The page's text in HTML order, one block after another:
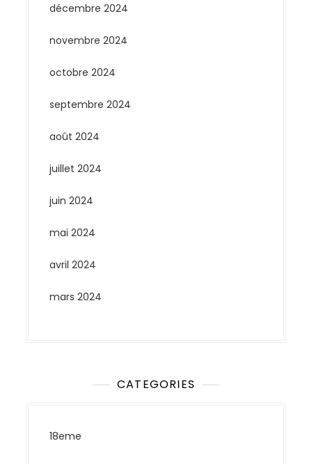
décembre 2024
novembre 2024
octobre 2024
septembre 2024
août 2024
juillet 2024
juin 2024
mai 2024
avril 2024
mars 2024
CATEGORIES
18eme